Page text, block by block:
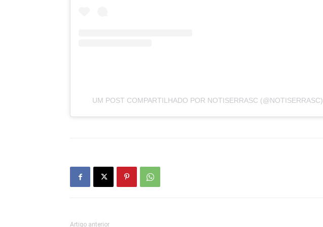
UM POST COMPARTILHADO POR NOTISERRASC (@NOTISERRASC)
Artigo anterior